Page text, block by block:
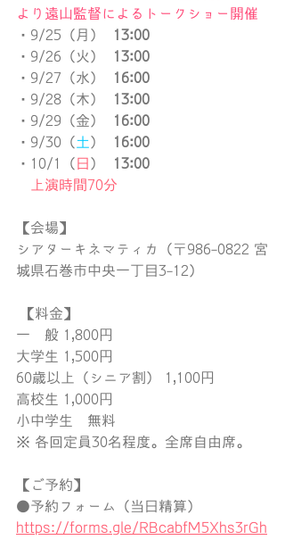
より遠山監督によるトークショー開催
・9/25（月）
13:00
・9/26（火）
13:00
・9/27（水）
16:00
・9/28（木）
13:00
・9/29（金）
16:00
・9/30（土）
16:00
・10/1（ 日 ）
13:00
上演時間70分
【会場】
シアターキネマティカ（〒986-0822 宮
城県石巻市中央一丁目3-12）
【料金】
一　般 1,800円
大学生 1,500円
60歳以上（シニア割） 1,100円
高校生 1,000円
小中学生　無料
※ 各回定員30名程度。全席自由席。
【ご予約】
●予約フォーム（当日精算）
https://forms.gle/RBcabfM5Xhs3rGh